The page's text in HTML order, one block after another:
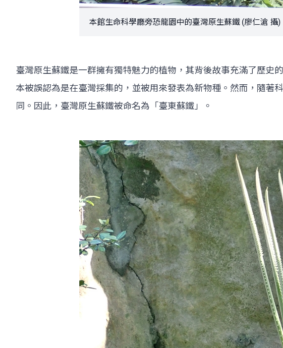
本館生命科學廳旁恐龍園中的臺灣原生蘇鐵 (廖仁滄 攝)
臺灣原生蘇鐵是一群擁有獨特魅力的植物，其背後故事充滿了歷史
本被誤認為是在臺灣採集的，並被用來發表為新物種。然而，隨著
同。因此，臺灣原生蘇鐵被命名為「臺東蘇鐵」。